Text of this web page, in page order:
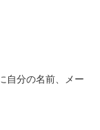
自分の名前、メー